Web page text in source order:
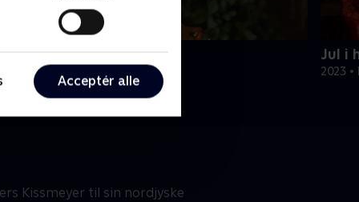
Acceptér alle
på slottet - Warwick
• Livsstil • 46 min
Jul i
2023
Kissmeyer til sin nordjyske